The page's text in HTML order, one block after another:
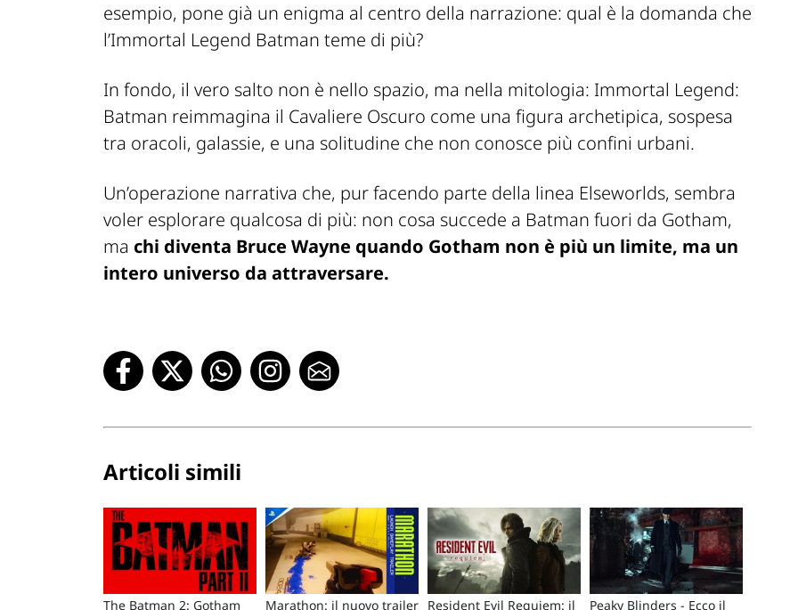
esempio, pone già un enigma al centro della narrazione: qual è la domanda che
l’Immortal Legend Batman teme di più?
In fondo, il vero salto non è nello spazio, ma nella mitologia: Immortal Legend:
Batman reimmagina il Cavaliere Oscuro come una figura archetipica, sospesa
tra oracoli, galassie, e una solitudine che non conosce più confini urbani.
Un’operazione narrativa che, pur facendo parte della linea Elseworlds, sembra
voler esplorare qualcosa di più: non cosa succede a Batman fuori da Gotham,
ma chi diventa Bruce Wayne quando Gotham non è più un limite, ma un
intero universo da attraversare.
Articoli simili
The Batman 2: Gotham Marathon: il nuovo trailer Resident Evil Requiem: il Peaky Blinders - Ecco il